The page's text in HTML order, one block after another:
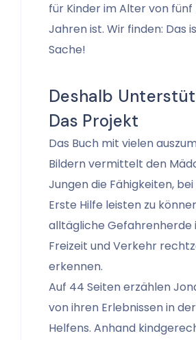
für Kinder im Alter von fünf
Jahren ist. Wir finden: Das
Sache!
Deshalb
Das Projekt
Das Buch mit vielen
Bildern vermittelt den
Jungen die Fähigkeiten,
Erste Hilfe leisten zu
alltägliche Gefahrenherde
Freizeit und Verkehr
erkennen.
Auf 44 Seiten erzählen
von ihren Erlebnissen in
Helfens. Anhand